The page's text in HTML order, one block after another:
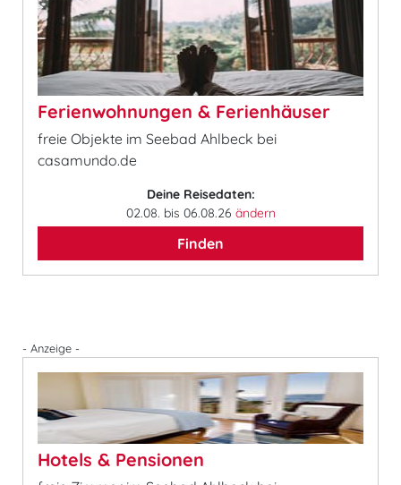
Ferienwohnungen & Ferienhäuser
freie Objekte im Seebad Ahlbeck bei
casamundo.de
Deine Reisedaten:
02.08. bis 06.08.26 ändern
Finden
- Anzeige -
Hotels & Pensionen